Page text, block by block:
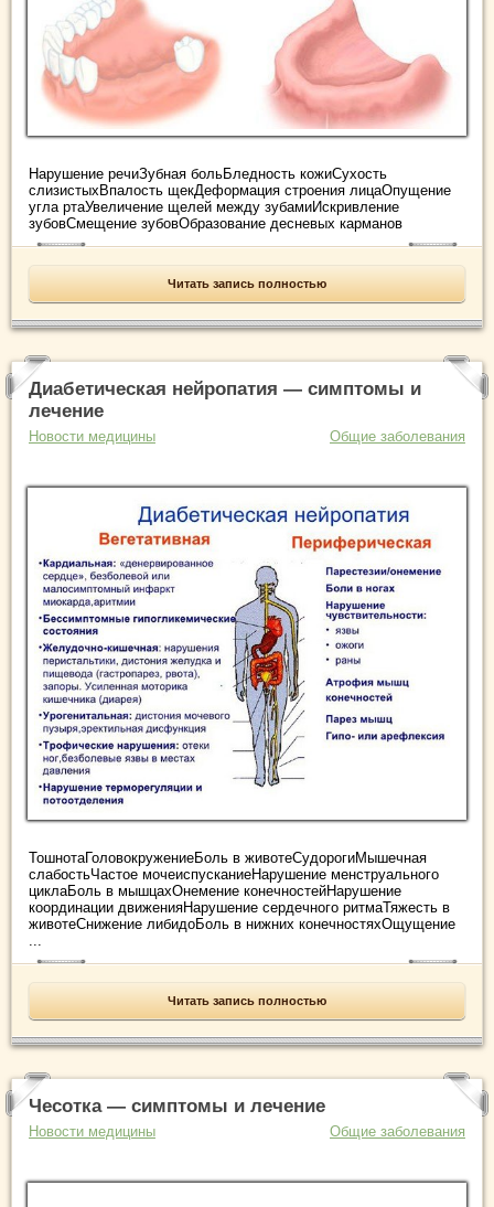
Нарушение речиЗубная больБледность кожиСухость
слизистыхВпалость щекДеформация строения лицаОпущение
угла ртаУвеличение щелей между зубамиИскривление
зубовСмещение зубовОбразование десневых карманов
Читать запись полностью
Диабетическая нейропатия — симптомы и
лечение
Новости медицины Общие заболевания
ТошнотаГоловокружениеБоль в животеСудорогиМышечная
слабостьЧастое мочеиспусканиеНарушение менструального
циклаБоль в мышцахОнемение конечностейНарушение
координации движенияНарушение сердечного ритмаТяжесть в
животеСнижение либидоБоль в нижних конечностяхОщущение
Читать запись полностью
Чесотка — симптомы и лечение
Новости медицины Общие заболевания